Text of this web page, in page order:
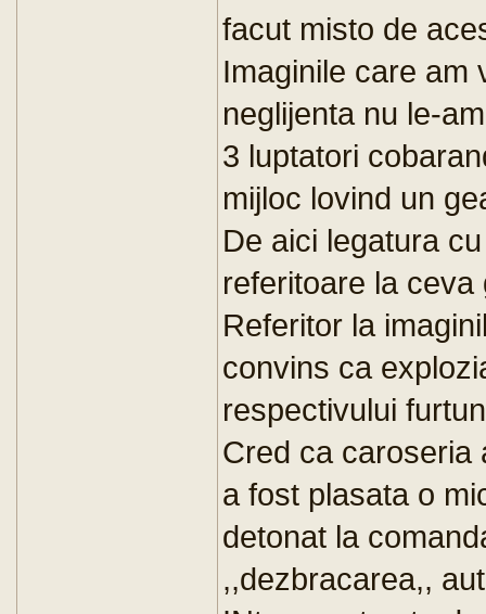
facut misto de
Imaginile care am
neglijenta nu le-
3 luptatori
mijloc lovind un
De aici legatura
referitoare la
Referitor la
convins ca
respectivului
Cred ca caroseria
a fost plasata o
detonat la
,,dezbracarea,,